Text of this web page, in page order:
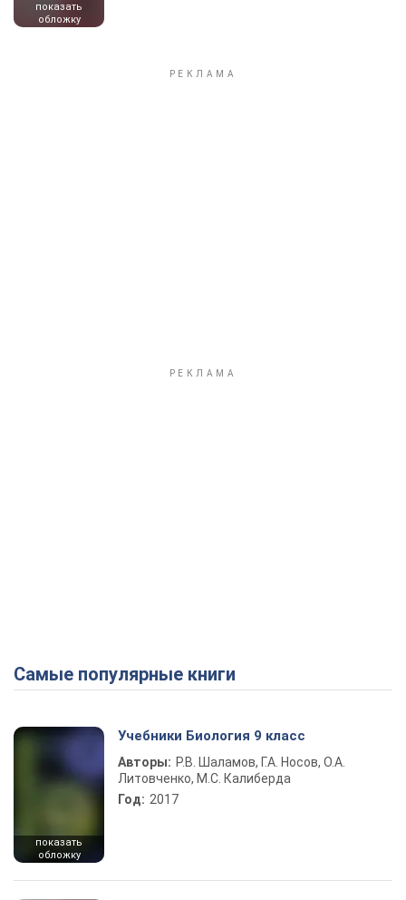
показать
обложку
Самые популярные книги
показать
обложку
Учебники Биология 9 класс
Авторы: Р.В. Шаламов, Г.А. Носов, О.А.
Литовченко, М.С. Калиберда
Год: 2017